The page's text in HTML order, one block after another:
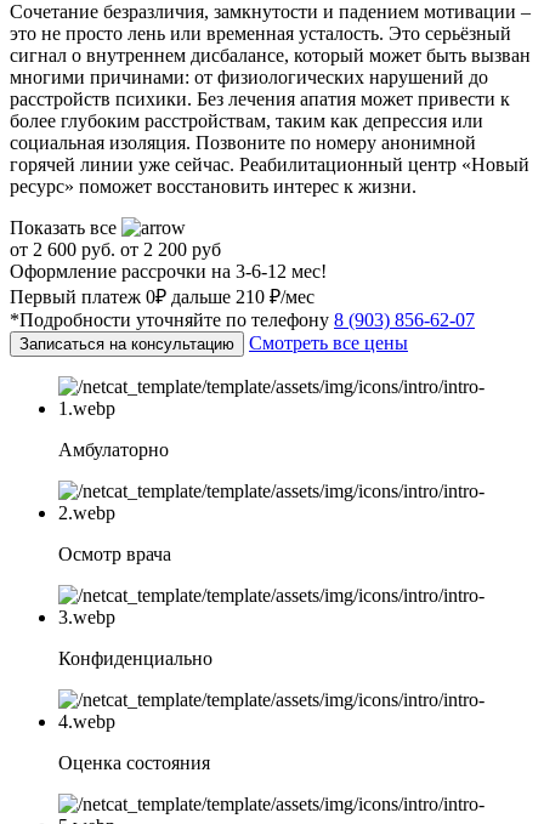
Сочетание безразличия, замкнутости и падением мотивации –
это не просто лень или временная усталость. Это серьёзный
сигнал о внутреннем дисбалансе, который может быть вызван
многими причинами: от физиологических нарушений до
расстройств психики. Без лечения апатия может привести к
более глубоким расстройствам, таким как депрессия или
социальная изоляция. Позвоните по номеру анонимной
горячей линии уже сейчас. Реабилитационный центр «Новый
ресурс» поможет восстановить интерес к жизни.
Показать все
от 2 600 руб. от 2 200 руб
Оформление рассрочки на 3-6-12 мес!
Первый платеж 0₽ дальше 210 ₽/мес
*Подробности уточняйте по телефону 8 (903) 856-62-07
Записаться на консультацию Смотреть все цены
Амбулаторно
Осмотр врача
Конфиденциально
Оценка состояния